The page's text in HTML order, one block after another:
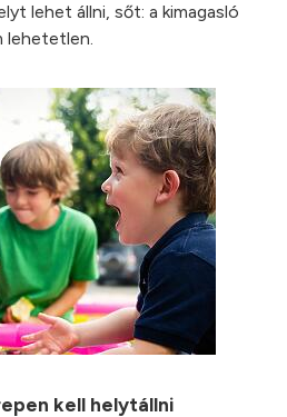
lehet állni, sőt: a kimagasló
lehetetlen.
kell helytállni